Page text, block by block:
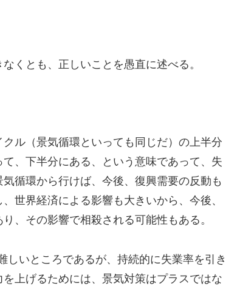
くとも、正しいことを愚直に述べる。
ル（景気循環といっても同じだ）の上半分
、下半分にある、という意味であって、失
循環から行けば、今後、復興需要の反動も
世界経済による影響も大きいから、今後、
、その影響で相殺される可能性もある。
いところであるが、持続的に失業率を引き
上げるためには、景気対策はプラスではな